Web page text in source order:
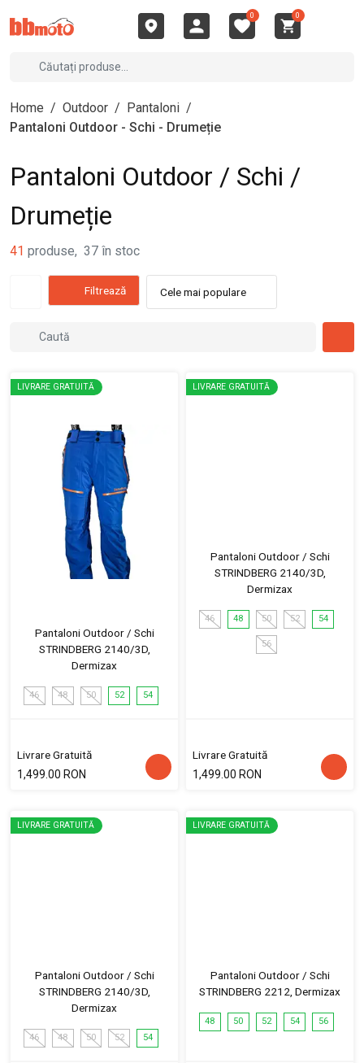
0 0
Home / Outdoor / Pantaloni /
Pantaloni Outdoor - Schi - Drumeție
Pantaloni Outdoor / Schi /
Drumeție
41 produse, 37 în stoc
Filtrează Cele mai populare
LIVRARE GRATUITĂ
Pantaloni Outdoor / Schi
STRINDBERG 2140/3D,
Dermizax
46 48 50 52 54
Livrare Gratuită
1,499.00 RON
LIVRARE GRATUITĂ
Pantaloni Outdoor / Schi
STRINDBERG 2140/3D,
Dermizax
46 48 50 52 54
56
Livrare Gratuită
1,499.00 RON
LIVRARE GRATUITĂ
Pantaloni Outdoor / Schi
STRINDBERG 2140/3D,
Dermizax
46 48 50 52 54
LIVRARE GRATUITĂ
Pantaloni Outdoor / Schi
STRINDBERG 2212, Dermizax
48 50 52 54 56